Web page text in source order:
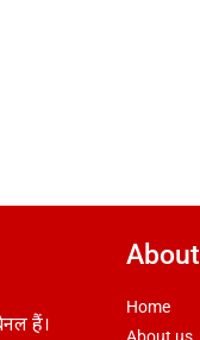
हैं।
About
Home
About us